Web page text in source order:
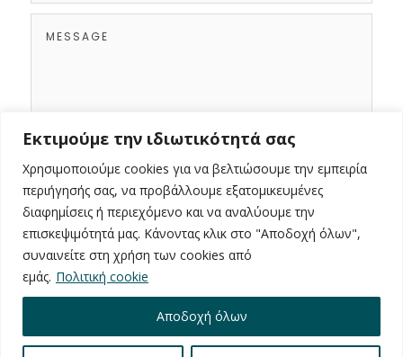
Εκτιμούμε την ιδιωτικότητά σας
Χρησιμοποιούμε cookies για να βελτιώσουμε την εμπειρία
περιήγησής σας, να προβάλλουμε εξατομικευμένες
διαφημίσεις ή περιεχόμενο και να αναλύουμε την
επισκεψιμότητά μας. Κάνοντας κλικ στο "Αποδοχή όλων",
συναινείτε στη χρήση των cookies από
εμάς. Πολιτική cookie
Αποδοχή όλων
SEND REQUEST